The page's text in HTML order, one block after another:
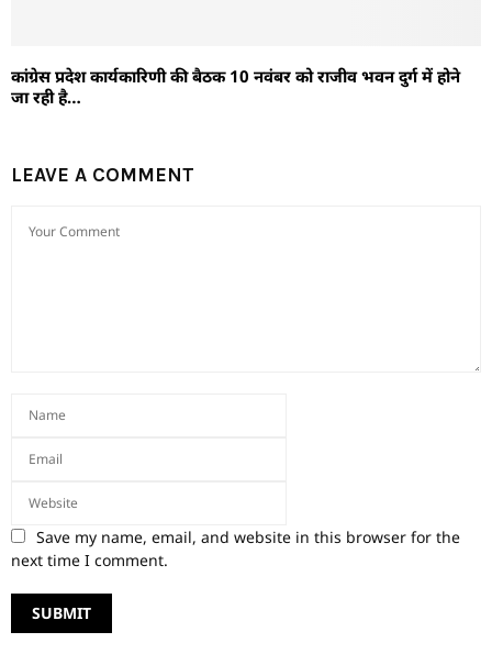
कांग्रेस प्रदेश कार्यकारिणी की बैठक 10 नवंबर को राजीव भवन दुर्ग में होने
जा रही है…
LEAVE A COMMENT
Save my name, email, and website in this browser for the
next time I comment.